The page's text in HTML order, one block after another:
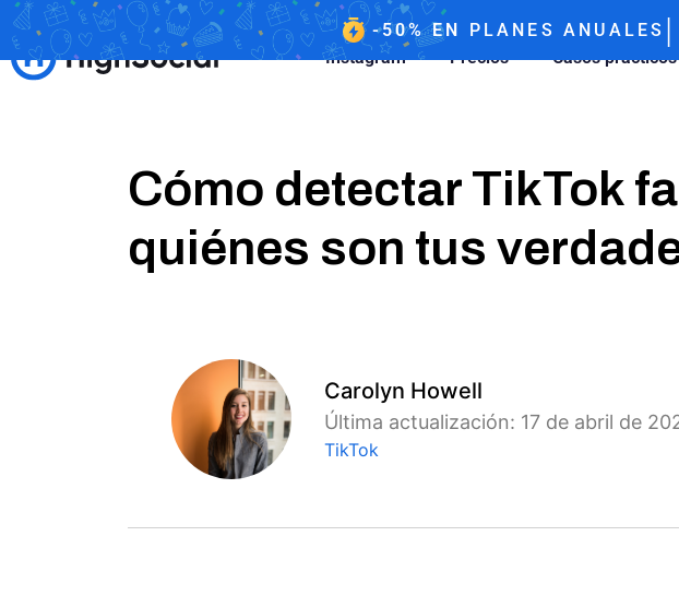
-50%EN PLANES ANUALES |
Instagram Precios Casos prácticos
Cómo detectar TikTok
quiénes son tus
Carolyn Howell
Última actualización: 17 de abril de
TikTok